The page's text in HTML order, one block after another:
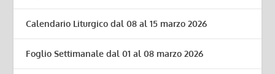
Calendario Liturgico dal 08 al 15 marzo 2026
Foglio Settimanale dal 01 al 08 marzo 2026